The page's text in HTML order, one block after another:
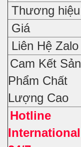
Thương hiệu
Giá
Liên Hệ Zalo
Cam Kết Sản
Phẩm Chất
Lượng Cao
Hotline
International